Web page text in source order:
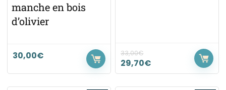
manche en bois
d’olivier
30,00€ 33,00€
29,70€